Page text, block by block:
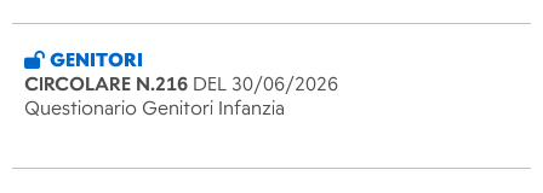
GENITORI
CIRCOLARE N.216 DEL 30/06/2026
Questionario Genitori Infanzia